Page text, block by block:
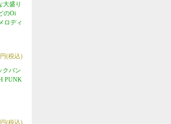
大盛り
のOi
ロディ
(税込)
クバン
PUNK
(税込)